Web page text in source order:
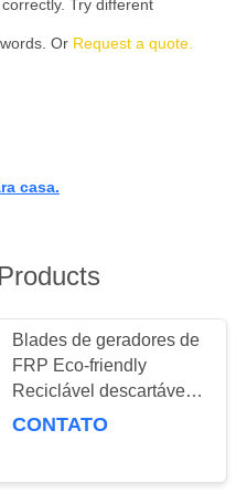
Try different
Or Request a quote.
casa.
Blades de geradores de
FRP Eco-friendly
Reciclável descartável
Blade de ventilador de
CONTATO